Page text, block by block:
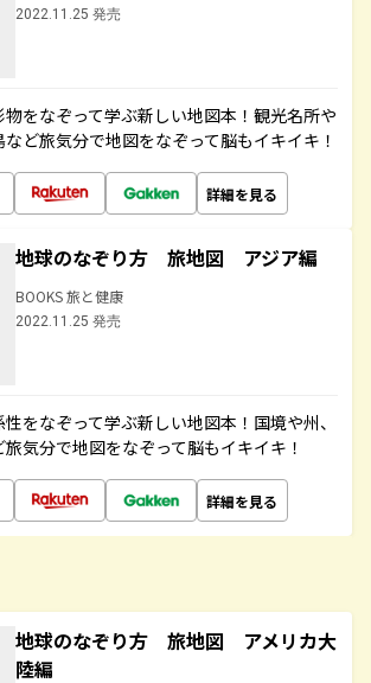
2022.11.25 発売
物をなぞって学ぶ新しい地図本！観光名所や
ど旅気分で地図をなぞって脳もイキイキ！
詳細を見る
地球のなぞり方 旅地図 アジア編
BOOKS 旅と健康
2022.11.25 発売
をなぞって学ぶ新しい地図本！国境や州、
気分で地図をなぞって脳もイキイキ！
詳細を見る
地球のなぞり方 旅地図 アメリカ大
陸編